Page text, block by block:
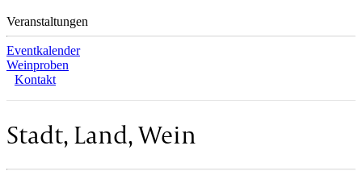
Veranstaltungen
Eventkalender
Weinproben
Kontakt
Stadt, Land, Wein